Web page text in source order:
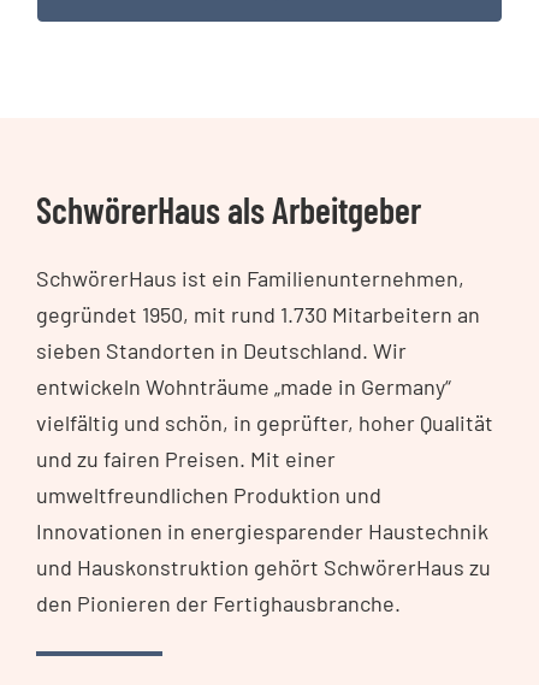
SchwörerHaus als Arbeitgeber
SchwörerHaus ist ein Familienunternehmen,
gegründet 1950, mit rund 1.730 Mitarbeitern an
sieben Standorten in Deutschland. Wir
entwickeln Wohnträume „made in Germany“
vielfältig und schön, in geprüfter, hoher Qualität
und zu fairen Preisen. Mit einer
umweltfreundlichen Produktion und
Innovationen in energiesparender Haustechnik
und Hauskonstruktion gehört SchwörerHaus zu
den Pionieren der Fertighausbranche.